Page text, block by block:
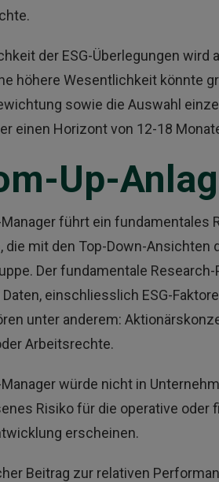
der ESG-Überlegungen
höhere Wesentlichkeit könnte
sowie die Auswahl
einen Horizont von 12-18
Up-
führt ein
die mit den Top-Down-
Der fundamentale
einschliesslich ESG-
unter anderem:
Arbeitsrechte.
würde nicht in
Risiko für die operative
erscheinen.
Beitrag zur relativen